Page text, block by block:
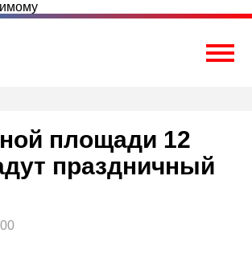
площади 12
праздничный